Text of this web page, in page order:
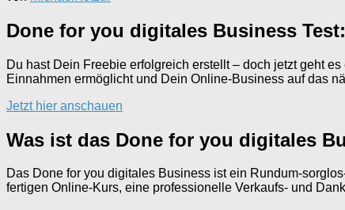
Done for you digitales Business
Du hast Dein Freebie erfolgreich erstellt – doch jetzt geht
Einnahmen ermöglicht und Dein Online-Business auf das
Jetzt hier anschauen
Was ist das Done for you digitales
Das Done for you digitales Business ist ein Rundum-
fertigen Online-Kurs, eine professionelle Verkaufs- und